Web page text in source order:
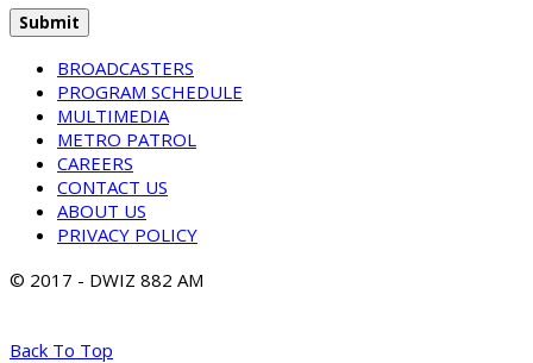
BROADCASTERS
PROGRAM SCHEDULE
MULTIMEDIA
METRO PATROL
CAREERS
CONTACT US
ABOUT US
PRIVACY POLICY
© 2017 - DWIZ 882 AM
Back To Top